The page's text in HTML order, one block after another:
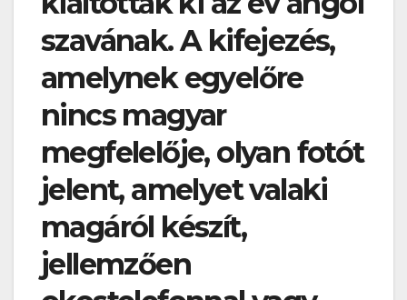
szavának. A kifejezés,
amelynek egyelőre
nincs magyar
megfelelője, olyan fotót
jelent, amelyet valaki
magáról készít,
jellemzően